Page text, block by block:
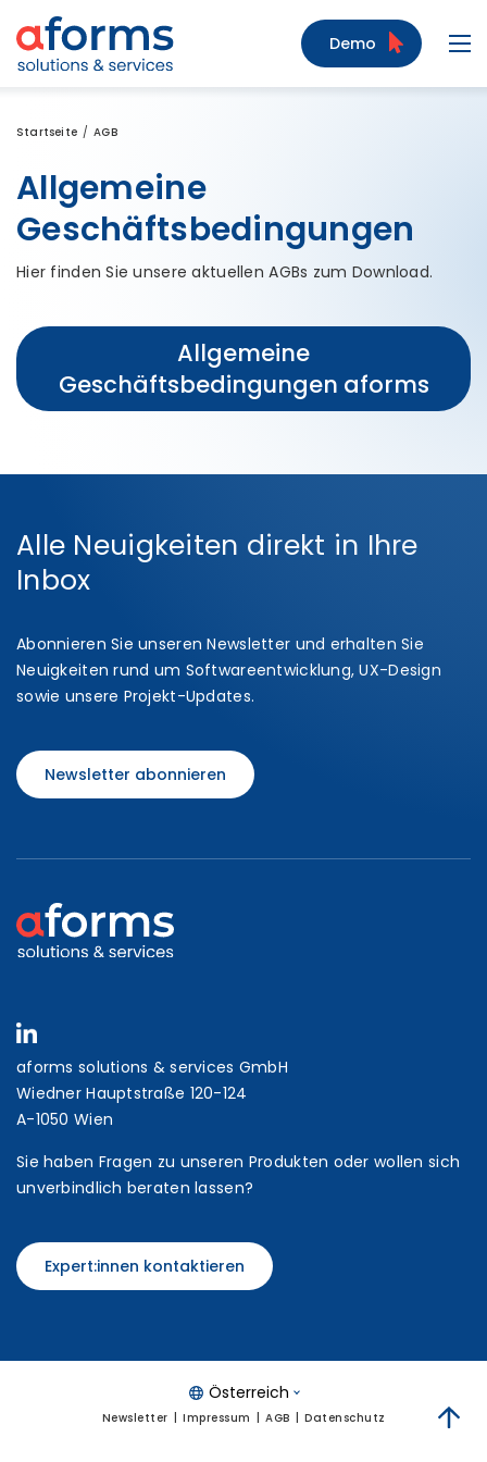
Zum Inhalt
Zum Menü
Zur Suche
Demo
Startseite AGB
Allgemeine
Geschäftsbedingungen
Hier finden Sie unsere aktuellen AGBs zum Download.
Allgemeine
Geschäftsbedingungen aforms
Alle Neuigkeiten direkt in Ihre
Inbox
Abonnieren Sie unseren Newsletter und erhalten Sie
Neuigkeiten rund um Softwareentwicklung, UX-Design
sowie unsere Projekt-Updates.
Newsletter abonnieren
aforms solutions & services GmbH
Wiedner Hauptstraße 120-124
A-1050 Wien
Sie haben Fragen zu unseren Produkten oder wollen sich
unverbindlich beraten lassen?
Expert:innen kontaktieren
Österreich
Newsletter Impressum AGB Datenschutz